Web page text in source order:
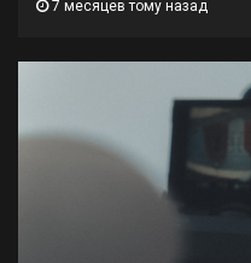
7 месяцев тому назад